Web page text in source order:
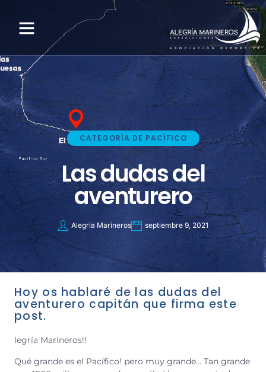
CATEGORÍA DE PACÍFICO
Las dudas del
aventurero
Alegria Marineros septiembre 9, 2021
Hoy os hablaré de las dudas del
aventurero capitán que firma este
post.
legría Marineros!!
Qué grande es el Pacífico! pero muy grande… Tan grande